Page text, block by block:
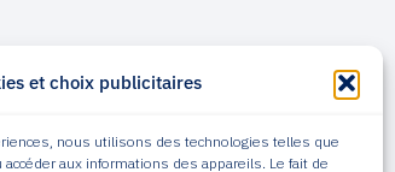
et choix publicitaires
nous utilisons des technologies telles que
aux informations des appareils. Le fait de